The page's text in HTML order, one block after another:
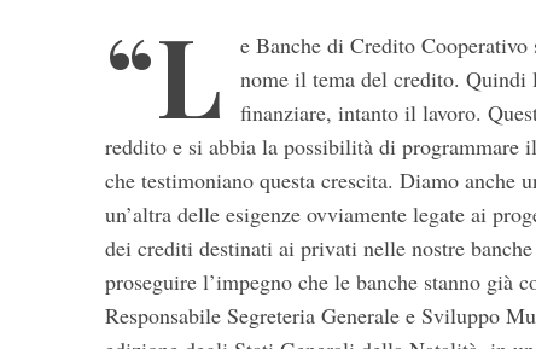
“L
e Banche di Credito
nome il tema del credito. Quindi
finanziare, intanto il lavoro.
reddito e si abbia la possibilità di
che testimoniano questa crescita. Diamo anche
un’altra delle esigenze ovviamente legate ai
dei crediti destinati ai privati nelle nostre
proseguire l’impegno che le banche stanno già
Responsabile Segreteria Generale e Sviluppo
S
e
a
r
h